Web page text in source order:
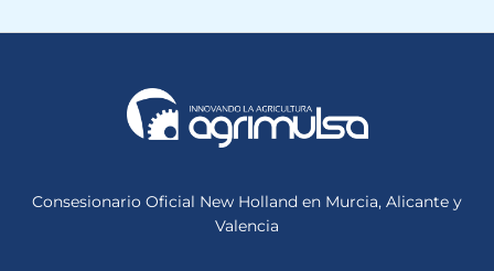
Consesionario Oficial New Holland en Murcia, Alicante y
Valencia